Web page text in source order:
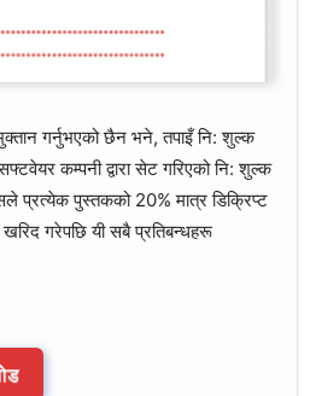
गर्नुभएको छैन भने, तपाइँ नि: शुल्क
कम्पनी द्वारा सेट गरिएको नि: शुल्क
प्रत्येक पुस्तकको 20% मात्र डिक्रिप्ट
गरेपछि यी सबै प्रतिबन्धहरू